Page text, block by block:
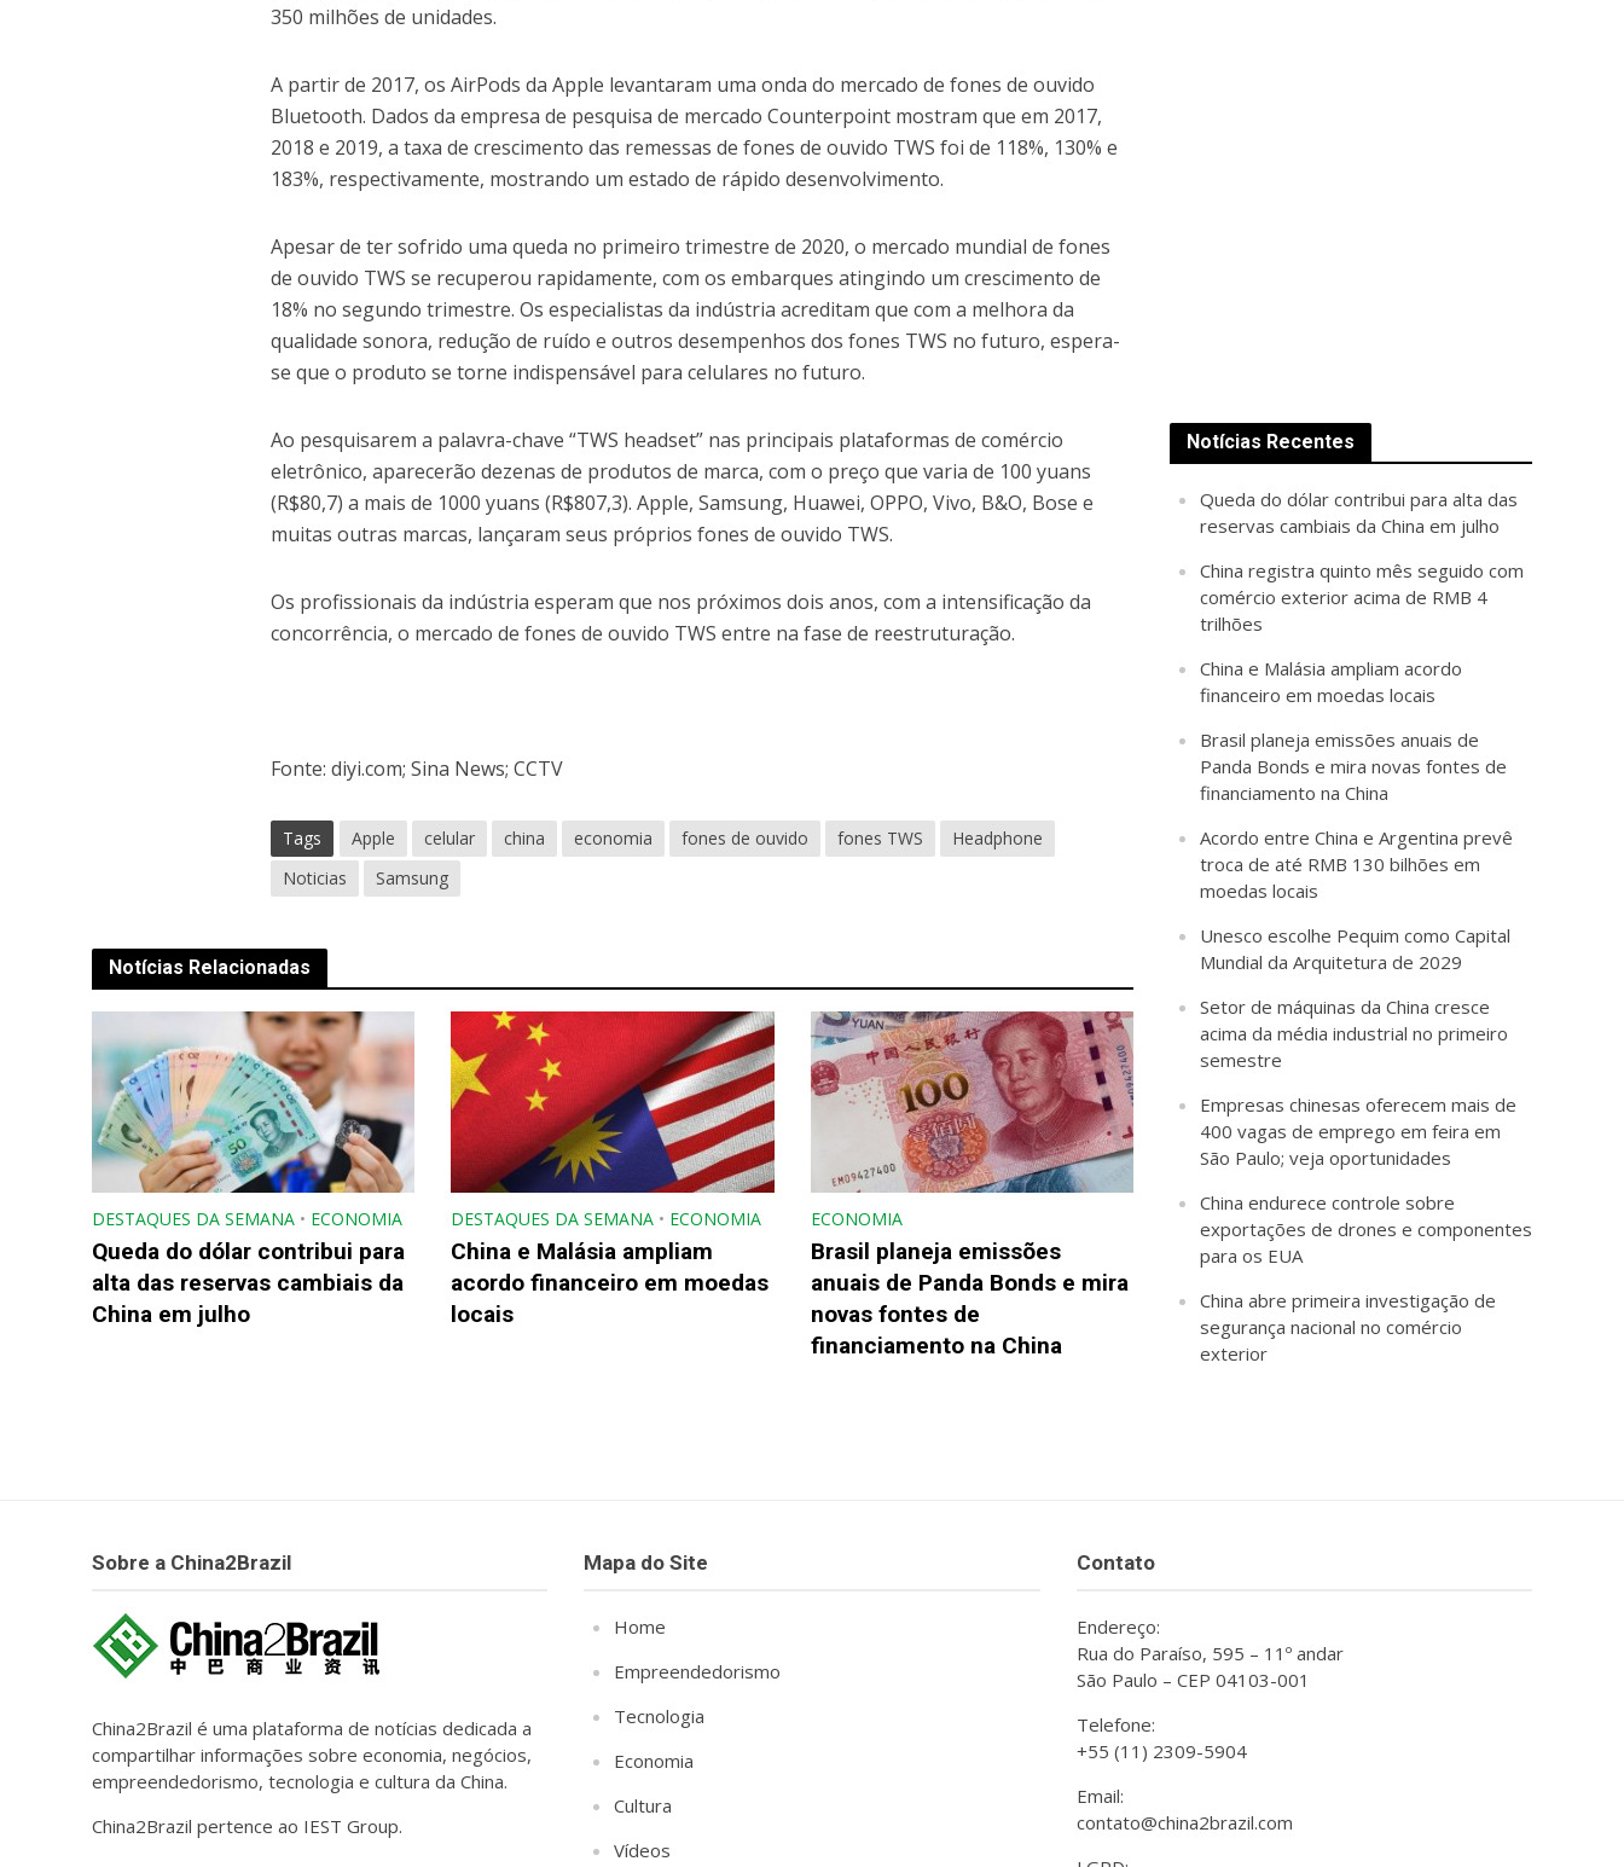
350 milhões de unidades.
A partir de 2017, os AirPods da Apple levantaram uma onda do mercado de fones de ouvido
Bluetooth. Dados da empresa de pesquisa de mercado Counterpoint mostram que em 2017,
2018 e 2019, a taxa de crescimento das remessas de fones de ouvido TWS foi de 118%, 130% e
183%, respectivamente, mostrando um estado de rápido desenvolvimento.
Apesar de ter sofrido uma queda no primeiro trimestre de 2020, o mercado mundial de fones
de ouvido TWS se recuperou rapidamente, com os embarques atingindo um crescimento de
18% no segundo trimestre. Os especialistas da indústria acreditam que com a melhora da
qualidade sonora, redução de ruído e outros desempenhos dos fones TWS no futuro, espera-
se que o produto se torne indispensável para celulares no futuro.
Ao pesquisarem a palavra-chave “TWS headset” nas principais plataformas de comércio
eletrônico, aparecerão dezenas de produtos de marca, com o preço que varia de 100 yuans
(R$80,7) a mais de 1000 yuans (R$807,3). Apple, Samsung, Huawei, OPPO, Vivo, B&O, Bose e
muitas outras marcas, lançaram seus próprios fones de ouvido TWS.
Os profissionais da indústria esperam que nos próximos dois anos, com a intensificação da
concorrência, o mercado de fones de ouvido TWS entre na fase de reestruturação.
Fonte: diyi.com; Sina News; CCTV
Tags Apple celular china economia fones de ouvido fones TWS
Headphone
Noticias
Samsung
Notícias Relacionadas
DESTAQUES DA SEMANA • ECONOMIA
Queda do dólar contribui para
alta das reservas cambiais da
China em julho
DESTAQUES DA SEMANA • ECONOMIA
China e Malásia ampliam
acordo financeiro em moedas
locais
ECONOMIA
Brasil planeja emissões
anuais de Panda Bonds e mira
novas fontes de
financiamento na China
Notícias Recentes
Queda do dólar contribui para alta das
reservas cambiais da China em julho
China registra quinto mês seguido com
comércio exterior acima de RMB 4
trilhões
China e Malásia ampliam acordo
financeiro em moedas locais
Brasil planeja emissões anuais de
Panda Bonds e mira novas fontes de
financiamento na China
Acordo entre China e Argentina prevê
troca de até RMB 130 bilhões em
moedas locais
Unesco escolhe Pequim como Capital
Mundial da Arquitetura de 2029
Setor de máquinas da China cresce
acima da média industrial no primeiro
semestre
Empresas chinesas oferecem mais de
400 vagas de emprego em feira em
São Paulo; veja oportunidades
China endurece controle sobre
exportações de drones e componentes
para os EUA
China abre primeira investigação de
segurança nacional no comércio
exterior
Sobre a China2Brazil
China2Brazil é uma plataforma de notícias dedicada a
compartilhar informações sobre economia, negócios,
empreendedorismo, tecnologia e cultura da China.
China2Brazil pertence ao IEST Group.
Mapa do Site
Home
Empreendedorismo
Tecnologia
Economia
Cultura
Vídeos
Contato
Endereço:
Rua do Paraíso, 595 – 11º andar
São Paulo – CEP 04103-001
Telefone:
+55 (11) 2309-5904
Email:
contato@china2brazil.com